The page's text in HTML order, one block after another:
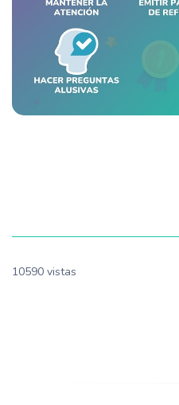
10590 vistas